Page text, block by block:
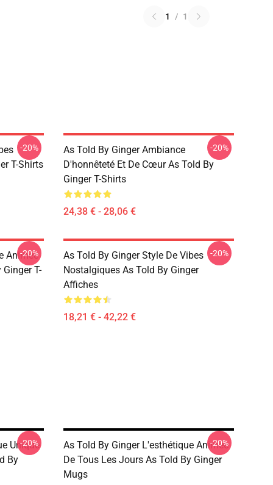
1 / 1
T-Shirts
-20%
As Told By Ginger Ambiance
D'honnêteté Et De Cœur As Told By
Ginger T-Shirts
24,38 € - 28,06 €
-20%
Animée
T-
-20%
As Told By Ginger Style De Vibes
Nostalgiques As Told By Ginger
Affiches
18,21 € - 42,22 €
-20%
Unique
By
-20%
As Told By Ginger L'esthétique Animée
De Tous Les Jours As Told By Ginger
Mugs
-20%